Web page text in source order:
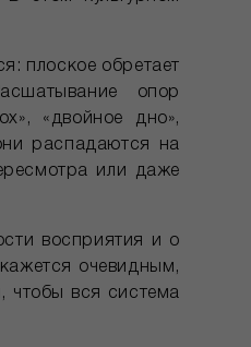
плоское обретает
опор
«двойное дно»,
распадаются на
или даже
восприятия и о
очевидным,
чтобы вся система